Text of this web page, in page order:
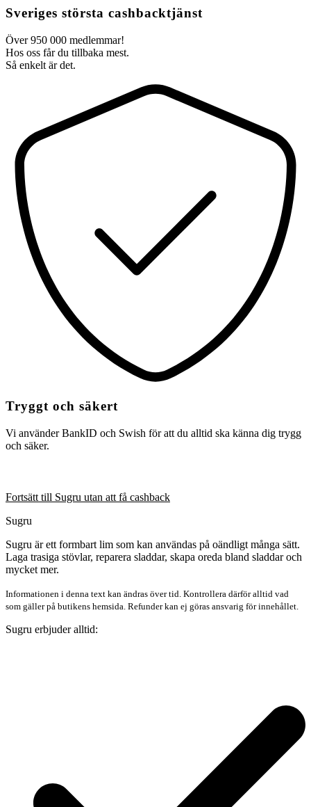
Sveriges största cashbacktjänst
Över 950 000 medlemmar!
Hos oss får du tillbaka mest.
Så enkelt är det.
Tryggt och säkert
Vi använder BankID och Swish för att du alltid ska känna dig trygg
och säker.
Fortsätt till Sugru utan att få cashback
Sugru
Sugru är ett formbart lim som kan användas på oändligt många sätt.
Laga trasiga stövlar, reparera sladdar, skapa oreda bland sladdar och
mycket mer.
Informationen i denna text kan ändras över tid. Kontrollera därför alltid vad
som gäller på butikens hemsida. Refunder kan ej göras ansvarig för innehållet.
Sugru erbjuder alltid: